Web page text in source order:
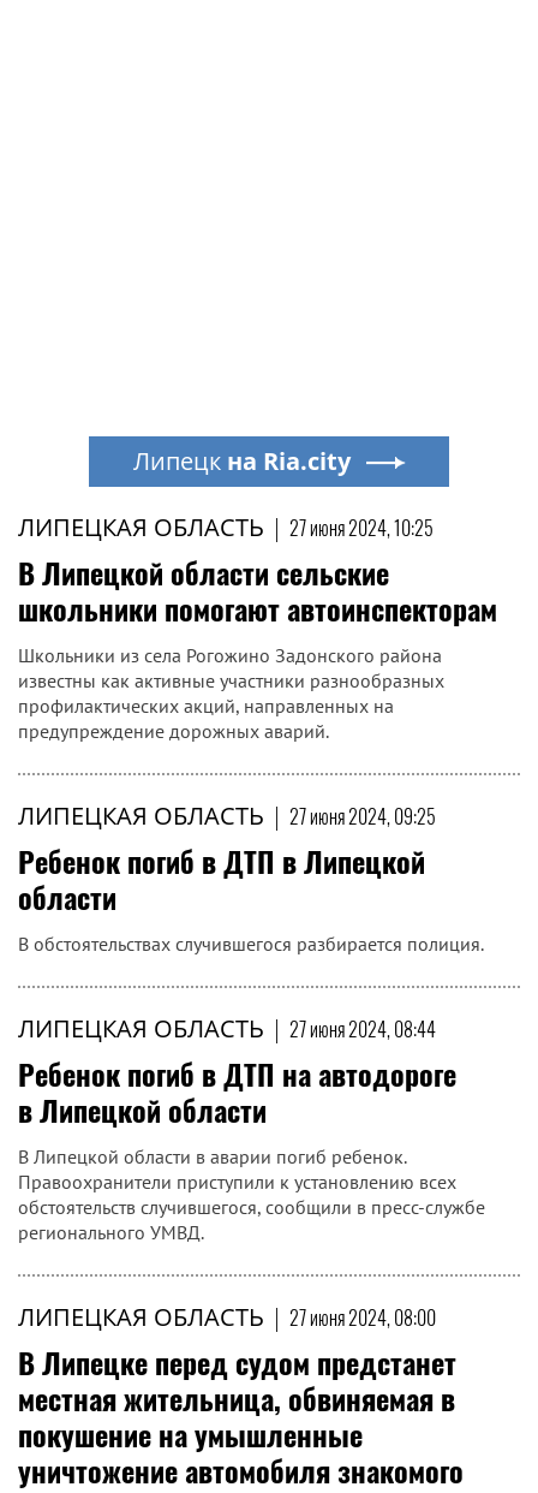
ЛИПЕЦКАЯ ОБЛАСТЬ | 27 июня 2024, 10:25
В Липецкой области сельские
школьники помогают автоинспекторам
Школьники из села Рогожино Задонского района
известны как активные участники разнообразных
профилактических акций, направленных на
предупреждение дорожных аварий.
ЛИПЕЦКАЯ ОБЛАСТЬ | 27 июня 2024, 09:25
Ребенок погиб в ДТП в Липецкой
области
В обстоятельствах случившегося разбирается полиция.
ЛИПЕЦКАЯ ОБЛАСТЬ | 27 июня 2024, 08:44
Ребенок погиб в ДТП на автодороге
в Липецкой области
В Липецкой области в аварии погиб ребенок.
Правоохранители приступили к установлению всех
обстоятельств случившегося, сообщили в пресс-службе
регионального УМВД.
ЛИПЕЦКАЯ ОБЛАСТЬ | 27 июня 2024, 08:00
В Липецке перед судом предстанет
местная жительница, обвиняемая в
покушение на умышленные
уничтожение автомобиля знакомого
Липецк на Ria.city